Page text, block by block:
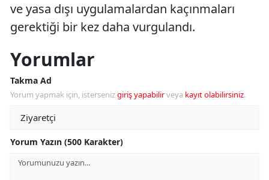
ve yasa dışı uygulamalardan kaçınmaları
gerektiği bir kez daha vurgulandı.
Yorumlar
Takma Ad
Yorum yapmak için, istersenizgiriş yapabilirveya kayıt olabilirsiniz.
Yorum Yazın (500 Karakter)